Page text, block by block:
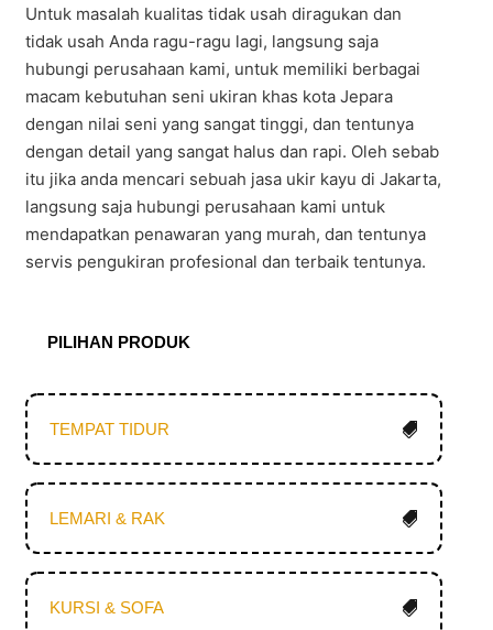
Untuk masalah kualitas tidak usah diragukan dan
tidak usah Anda ragu-ragu lagi, langsung saja
hubungi perusahaan kami, untuk memiliki berbagai
macam kebutuhan seni ukiran khas kota Jepara
dengan nilai seni yang sangat tinggi, dan tentunya
dengan detail yang sangat halus dan rapi. Oleh sebab
itu jika anda mencari sebuah jasa ukir kayu di Jakarta,
langsung saja hubungi perusahaan kami untuk
mendapatkan penawaran yang murah, dan tentunya
servis pengukiran profesional dan terbaik tentunya.
PILIHAN PRODUK
TEMPAT TIDUR
LEMARI & RAK
KURSI & SOFA